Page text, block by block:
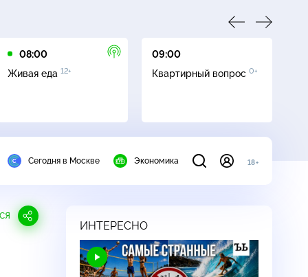
08:00
Живая еда 12+
09:00
Квартирный вопрос 0+
Сегодня в Москве Экономика 18+
ИНТЕРЕСНО